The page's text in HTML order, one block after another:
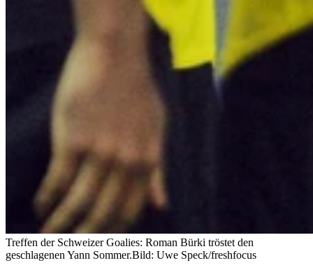
Treffen der Schweizer Goalies: Roman Bürki tröstet den
geschlagenen Yann Sommer.Bild: Uwe Speck/freshfocus